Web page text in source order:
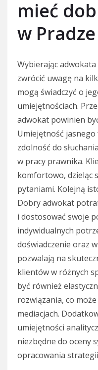
mieć
w
Wybierając
zwrócić uwagę na
mogą świadczyć o
umiejętnościach.
adwokat powinien
Umiejętność
zdolność do
w pracy prawnika.
komfortowo, dzieląc
pytaniami. Kolejną
Dobry adwokat
i dostosować swoje
indywidualnych
doświadczenie oraz
pozwalają na
klientów w różnych
być również
rozwiązania, co
mediacjach.
umiejętności
niezbędne do oceny
opracowania strategii